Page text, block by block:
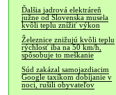
Ďalšia jadrová elektráreň
južne od Slovenska musela
kvôli teplu znížiť výkon
Železnice znižujú kvôli teplu
rýchlosť iba na 50 km/h,
spôsobuje to meškanie
Súd zakázal samojazdiacim
Google taxíkom dobíjanie v
noci, rušili obyvateľov